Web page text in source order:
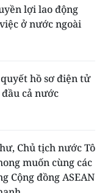
lợi lao động
ở nước ngoài
hồ sơ điện tử
cả nước
Chủ tịch nước Tô
muốn cùng các
Cộng đồng ASEAN